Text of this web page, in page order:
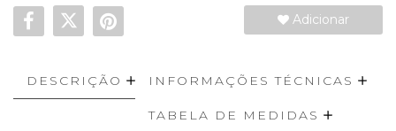
Adicionar
DESCRIÇÃO INFORMAÇÕES TÉCNICAS
TABELA DE MEDIDAS